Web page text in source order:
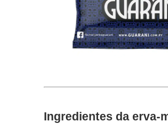
Ingredientes da